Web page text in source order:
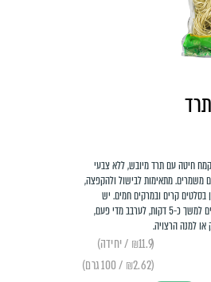
חיטה עם תרד מיובש, ללא צבעי
משמרים. מתאימות לבישול ולהקפצה,
בסלטים קרים ובמרקים חמים. יש
לבשל במים רותחים למשך כ-5 דקות, לערבב מדי פעם,
או למנה הרצויה.
(₪11.9 / יחידה)
(₪2.62 / 100 גרם)